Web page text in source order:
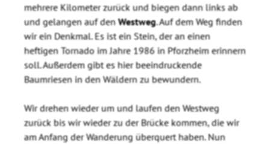
mehrere Kilometer zurück und biegen dann links ab
und gelangen auf denWestweg. Auf dem Weg finden
wir ein Denkmal. Es ist ein Stein, der an einen
heftigen Tornado im Jahre 1986 in Pforzheim erinnern
soll. Außerdem gibt es hier beeindruckende
Baumriesen in den Wäldern zu bewundern.
Wir drehen wieder um und laufen den Westweg
zurück bis wir wieder zu der Brücke kommen, die wir
am Anfang der Wanderung überquert haben. Nun